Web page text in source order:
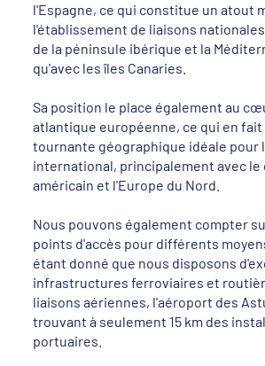
l'Espagne, ce qui constitue un atout
l'établissement de liaisons
de la péninsule ibérique et la
qu'avec les îles Canaries.
Sa position le place également au
atlantique européenne, ce qui en fait
tournante géographique idéale pour
international, principalement avec
américain et l'Europe du Nord.
Nous pouvons également compter
points d'accès pour différents
étant donné que nous disposons
infrastructures ferroviaires et
liaisons aériennes, l'aéroport des
trouvant à seulement 15 km des
portuaires.